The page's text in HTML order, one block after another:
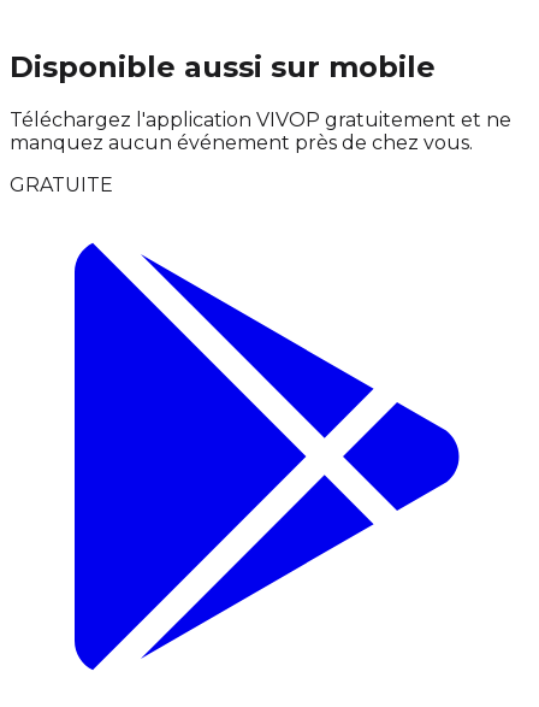
Disponible aussi sur mobile
Téléchargez l'application VIVOP gratuitement et ne
manquez aucun événement près de chez vous.
GRATUITE